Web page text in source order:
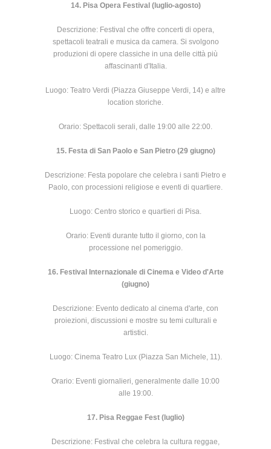
14. Pisa Opera Festival (luglio-agosto)
Descrizione: Festival che offre concerti di opera,
spettacoli teatrali e musica da camera. Si svolgono
produzioni di opere classiche in una delle città più
affascinanti d'Italia.
Luogo: Teatro Verdi (Piazza Giuseppe Verdi, 14) e altre
location storiche.
Orario: Spettacoli serali, dalle 19:00 alle 22:00.
15. Festa di San Paolo e San Pietro (29 giugno)
Descrizione: Festa popolare che celebra i santi Pietro e
Paolo, con processioni religiose e eventi di quartiere.
Luogo: Centro storico e quartieri di Pisa.
Orario: Eventi durante tutto il giorno, con la
processione nel pomeriggio.
16. Festival Internazionale di Cinema e Video d'Arte
(giugno)
Descrizione: Evento dedicato al cinema d'arte, con
proiezioni, discussioni e mostre su temi culturali e
artistici.
Luogo: Cinema Teatro Lux (Piazza San Michele, 11).
Orario: Eventi giornalieri, generalmente dalle 10:00
alle 19:00.
17. Pisa Reggae Fest (luglio)
Descrizione: Festival che celebra la cultura reggae,